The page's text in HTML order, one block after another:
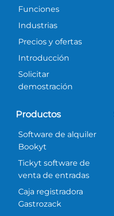
Funciones
Industrias
Precios y ofertas
Introducción
Solicitar
demostración
Productos
Software de alquiler
Bookyt
Tickyt software de
venta de entradas
Caja registradora
Gastrozack